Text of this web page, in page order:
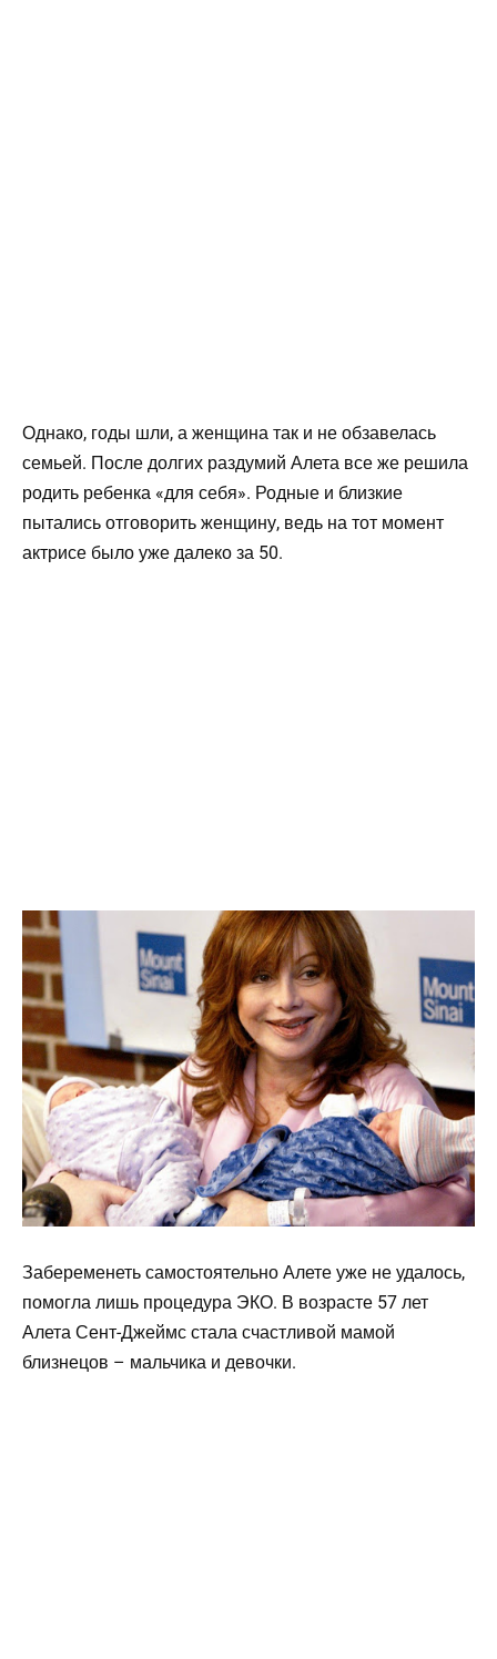
Однако, годы шли, а женщина так и не обзавелась
семьей. После долгих раздумий Алета все же решила
родить ребенка «для себя». Родные и близкие
пытались отговорить женщину, ведь на тот момент
актрисе было уже далеко за 50.
Забеременеть самостоятельно Алете уже не удалось,
помогла лишь процедура ЭКО. В возрасте 57 лет
Алета Сент-Джеймс стала счастливой мамой
близнецов – мальчика и девочки.